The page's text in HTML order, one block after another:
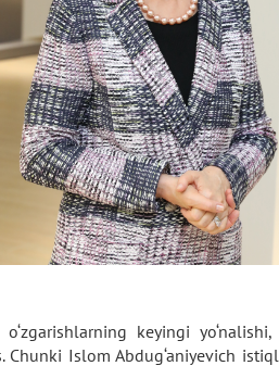
o‘zgarishlarning keyingi
Chunki Islom Abdug‘aniyevich